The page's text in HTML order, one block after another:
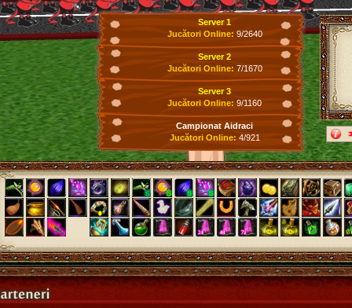
Server 1
Jucători Online: 9/2640
Server 2
Jucători Online: 7/1670
Server 3
Jucători Online: 9/1160
Campionat Aidraci
Jucători Online: 4/921